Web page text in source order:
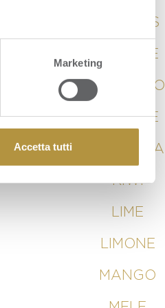
Marketing
Accetta tutti
ANANAS
ARANCE
AVOCADO
BANANE
CURCUMA
KIWI
LIME
LIMONE
MANGO